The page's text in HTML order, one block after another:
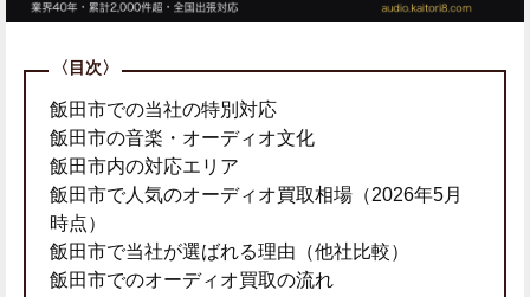
飯田市での当社の特別対応
飯田市の音楽・オーディオ文化
飯田市内の対応エリア
飯田市で人気のオーディオ買取相場（2026年5月
時点）
飯田市で当社が選ばれる理由（他社比較）
飯田市でのオーディオ買取の流れ